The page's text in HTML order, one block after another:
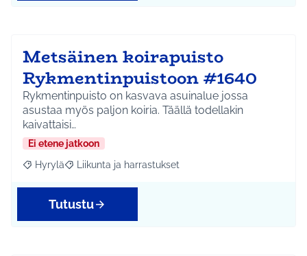
Metsäinen koirapuisto
Rykmentinpuistoon #1640
Rykmentinpuisto on kasvava asuinalue jossa
asustaa myös paljon koiria. Täällä todellakin
kaivattaisi…
Ei etene jatkoon
Rajaa tulokset aihepiirin mukaan: Hyrylä
Hyrylä Rajaa tulokset teeman mukaan: Liikunta ja
Liikunta ja harrastukset
Tutustu